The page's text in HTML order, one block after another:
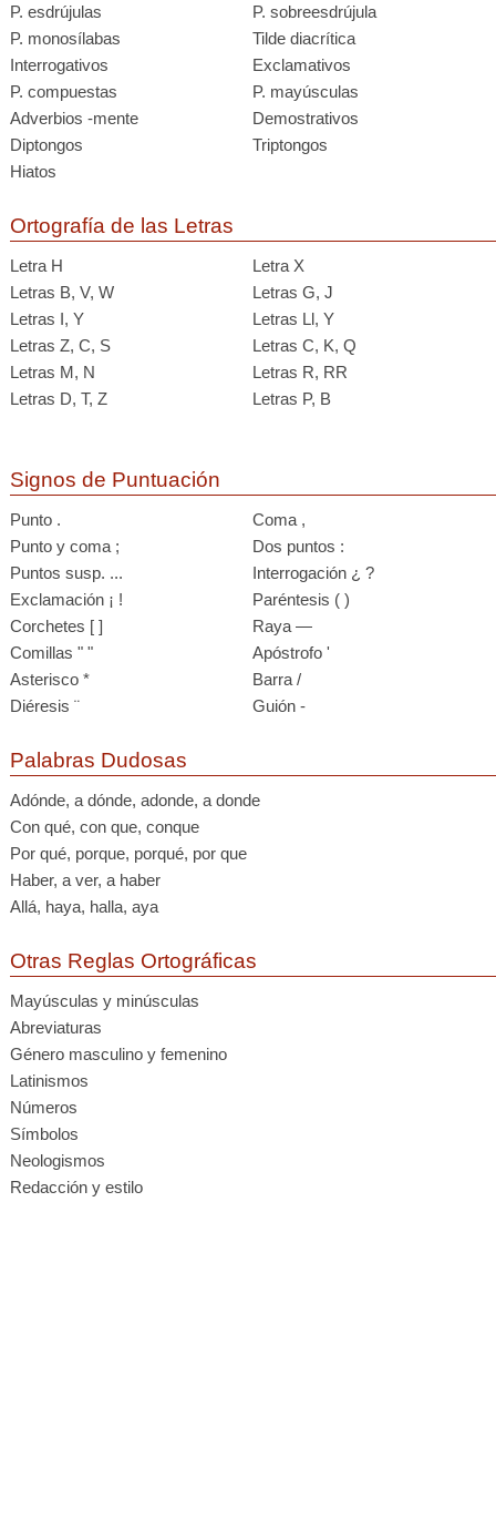
P. esdrújulas
P. sobreesdrújula
P. monosílabas
Tilde diacrítica
Interrogativos
Exclamativos
P. compuestas
P. mayúsculas
Adverbios -mente
Demostrativos
Diptongos
Triptongos
Hiatos
Ortografía de las Letras
Letra H
Letra X
Letras B, V, W
Letras G, J
Letras I, Y
Letras Ll, Y
Letras Z, C, S
Letras C, K, Q
Letras M, N
Letras R, RR
Letras D, T, Z
Letras P, B
Signos de Puntuación
Punto .
Coma ,
Punto y coma ;
Dos puntos :
Puntos susp. ...
Interrogación ¿ ?
Exclamación ¡ !
Paréntesis ( )
Corchetes [ ]
Raya —
Comillas " "
Apóstrofo '
Asterisco *
Barra /
Diéresis ¨
Guión -
Palabras Dudosas
Adónde, a dónde, adonde, a donde
Con qué, con que, conque
Por qué, porque, porqué, por que
Haber, a ver, a haber
Allá, haya, halla, aya
Otras Reglas Ortográficas
Mayúsculas y minúsculas
Abreviaturas
Género masculino y femenino
Latinismos
Números
Símbolos
Neologismos
Redacción y estilo